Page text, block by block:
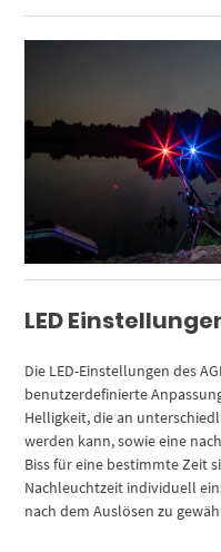
LED
Die LED-Einstellungen des
benutzerdefinierte
Helligkeit, die an
werden kann, sowie eine
Biss für eine bestimmte Zeit
Nachleuchtzeit individuell
nach dem Auslösen zu